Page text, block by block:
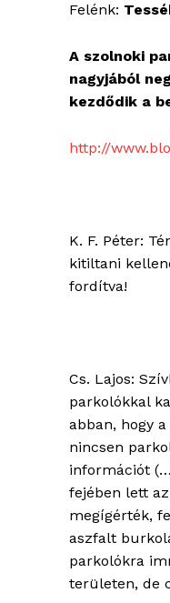
Felénk:
A szolnoki
nagyjából
kezdődik a
http://
K. F. Péter:
kitiltani
fordítva!
Cs. Lajos:
parkolókkal
abban, hogy
nincsen
információt
fejében lett
megígérték,
aszfalt
parkolókra
területen, de